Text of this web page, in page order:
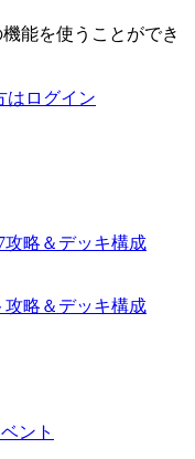
能を使うことができ
はログイン
攻略＆デッキ構成
攻略＆デッキ構成
ント